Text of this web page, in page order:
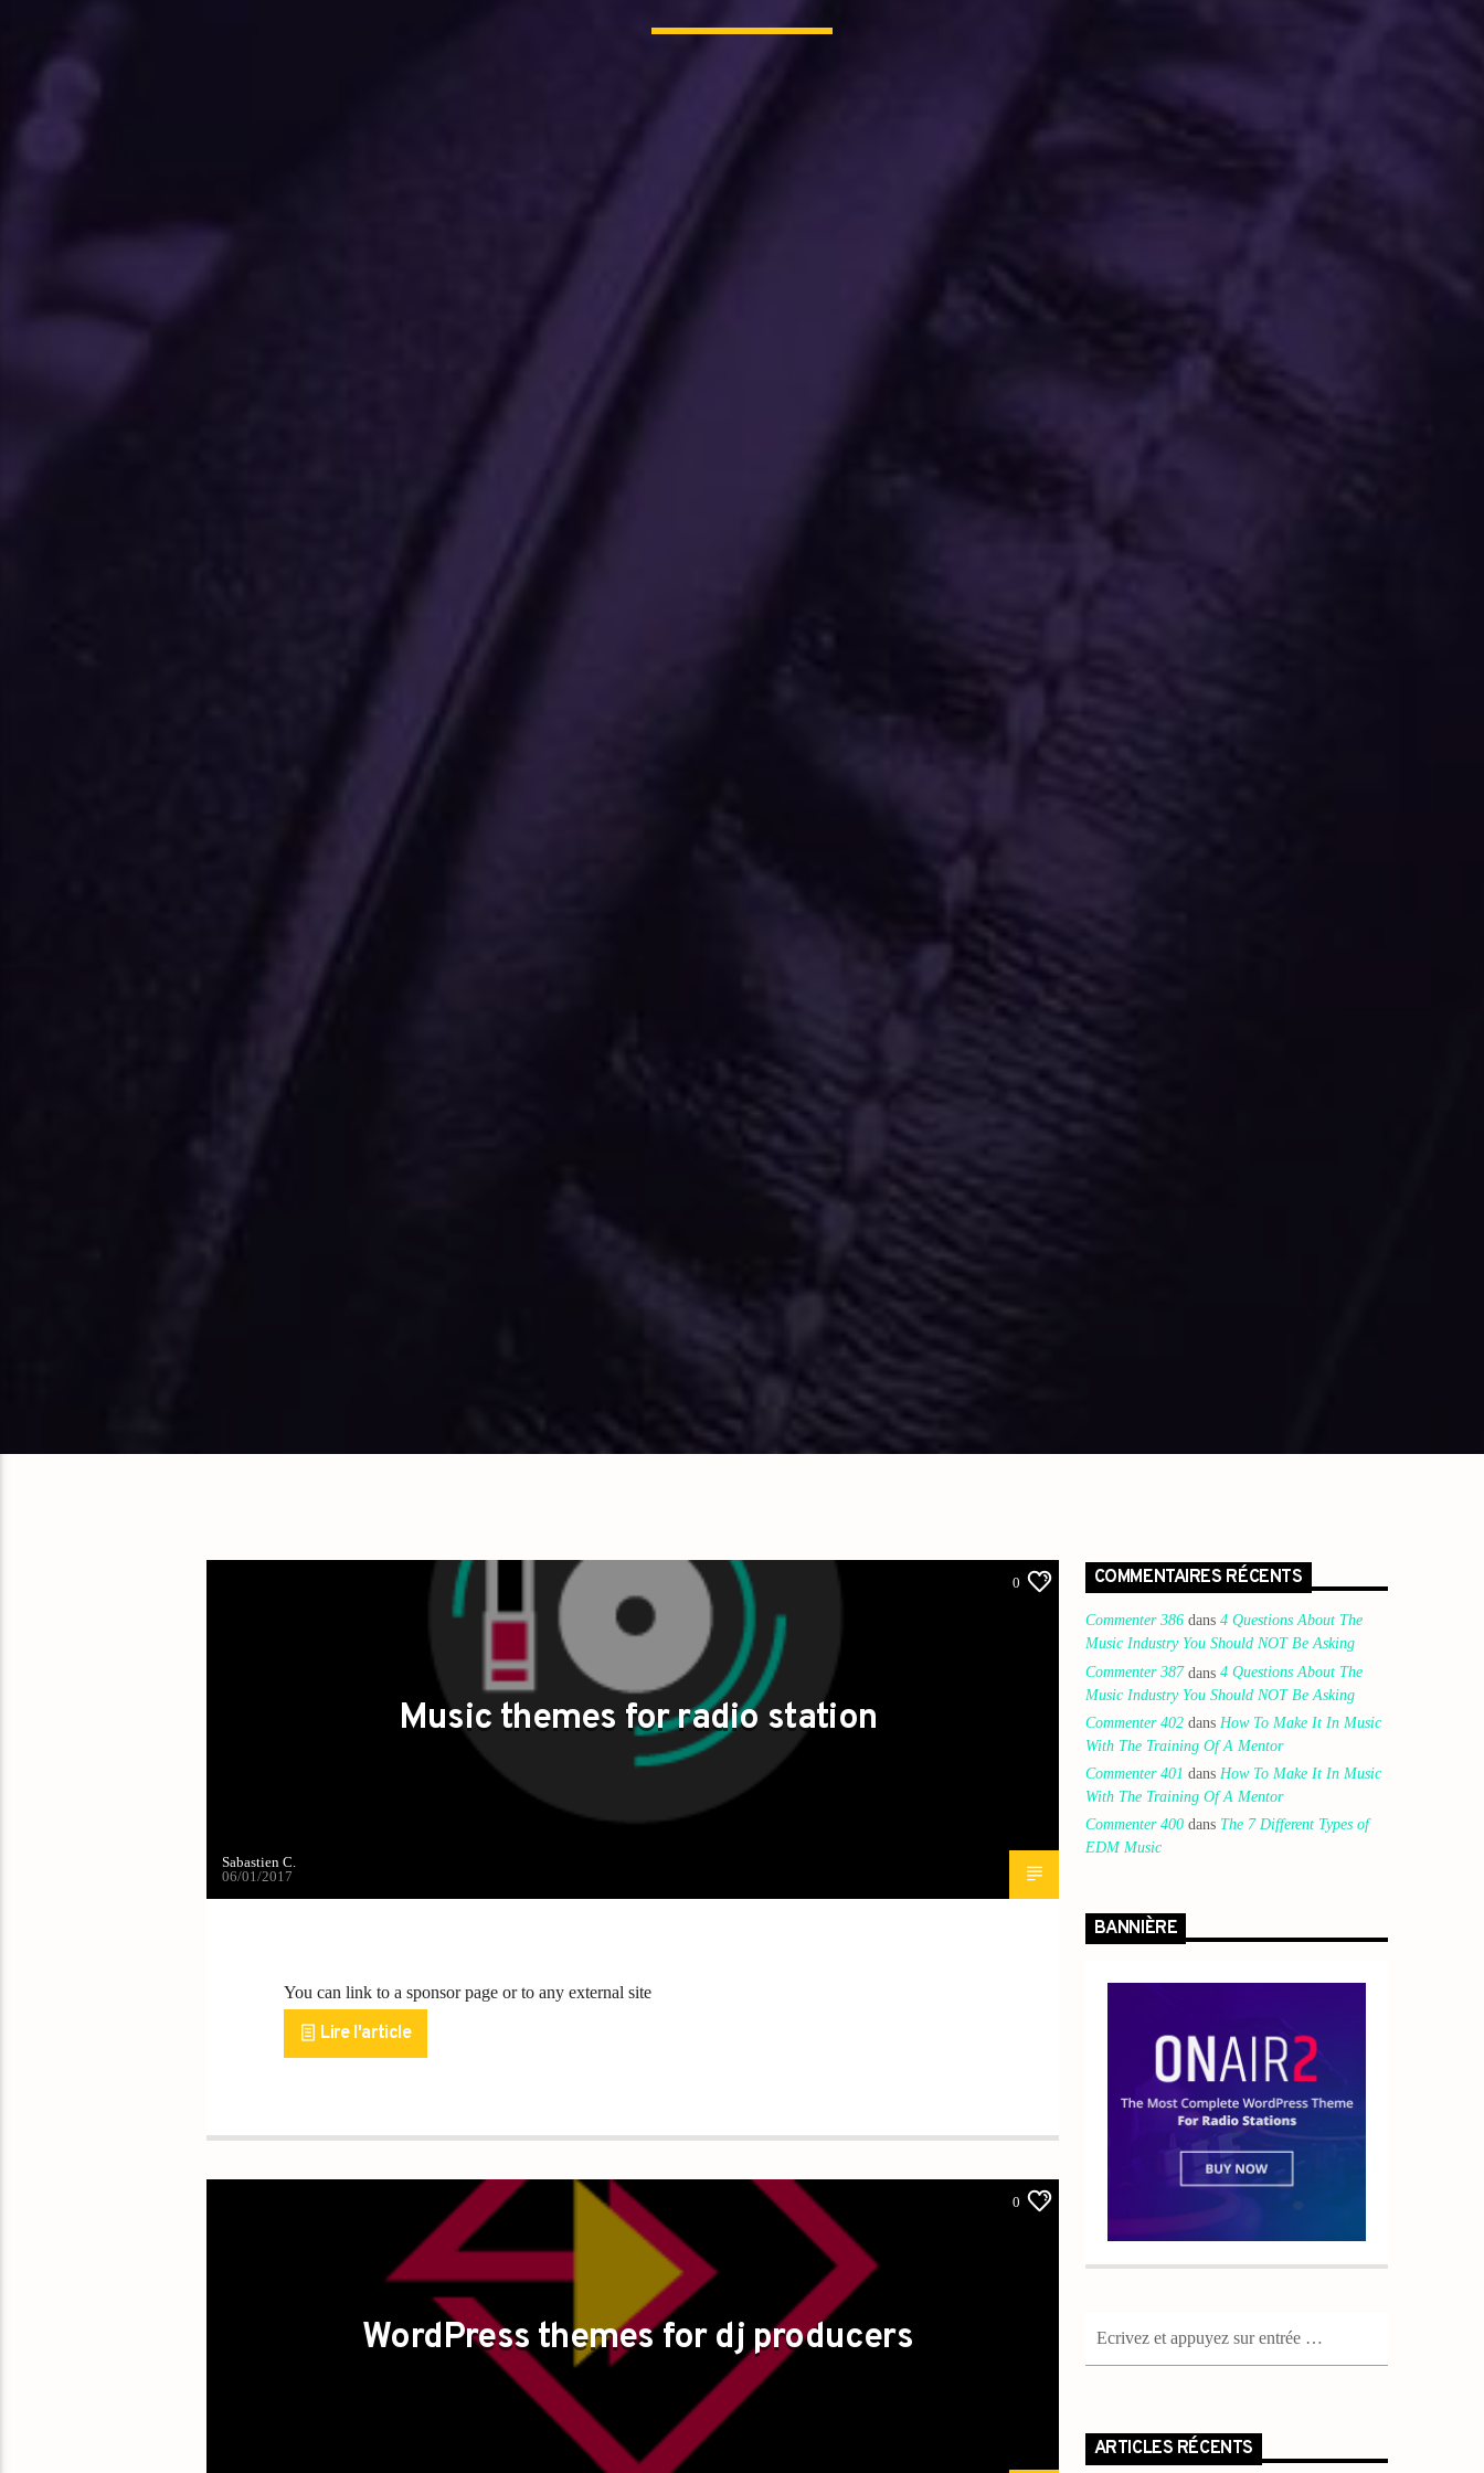
0
Music themes for radio station
Sabastien C.
06/01/2017
You can link to a sponsor page or to any external site
Lire l'article
0
WordPress themes for dj producers
COMMENTAIRES RÉCENTS
Commenter 386dans 4 Questions About The
Music Industry You Should NOT Be Asking
Commenter 387dans 4 Questions About The
Music Industry You Should NOT Be Asking
Commenter 402dans How To Make It In Music
With The Training Of A Mentor
Commenter 401 dans How To Make It In Music
With The Training Of A Mentor
Commenter 400dans The 7 Different Types of
EDM Music
BANNIÈRE
ARTICLES RÉCENTS